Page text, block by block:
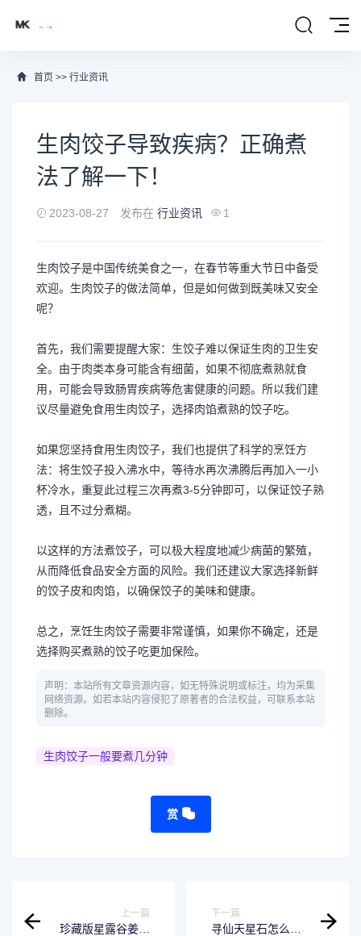
首页 >> 行业资讯
生肉饺子导致疾病？正确煮
法了解一下！
2023-08-27 发布在 行业资讯 1
生肉饺子是中国传统美食之一，在春节等重大节日中备受
欢迎。生肉饺子的做法简单，但是如何做到既美味又安全
呢？
首先，我们需要提醒大家：生饺子难以保证生肉的卫生安
全。由于肉类本身可能含有细菌，如果不彻底煮熟就食
用，可能会导致肠胃疾病等危害健康的问题。所以我们建
议尽量避免食用生肉饺子，选择肉馅煮熟的饺子吃。
如果您坚持食用生肉饺子，我们也提供了科学的烹饪方
法：将生饺子投入沸水中，等待水再次沸腾后再加入一小
杯冷水，重复此过程三次再煮3-5分钟即可，以保证饺子熟
透，且不过分煮糊。
以这样的方法煮饺子，可以极大程度地减少病菌的繁殖，
从而降低食品安全方面的风险。我们还建议大家选择新鲜
的饺子皮和肉馅，以确保饺子的美味和健康。
总之，烹饪生肉饺子需要非常谨慎，如果你不确定，还是
选择购买煮熟的饺子吃更加保险。
声明：本站所有文章资源内容，如无特殊说明或标注，均为采集
网络资源。如若本站内容侵犯了原著者的合法权益，可联系本站
删除。
生肉饺子一般要煮几分钟
赏
上一篇
珍藏版星露谷姜岛
下一篇
寻仙天星石怎么获